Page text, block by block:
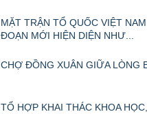
MẶT TRẬN TỔ QUỐC VIỆT
ĐOẠN MỚI HIỆN DIỆN NHƯ...
CHỢ ĐỒNG XUÂN GIỮA LÒNG
TỔ HỢP KHAI THÁC KHOA